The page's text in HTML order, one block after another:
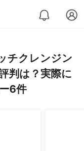
チクレンジン
判は？実際に
6件